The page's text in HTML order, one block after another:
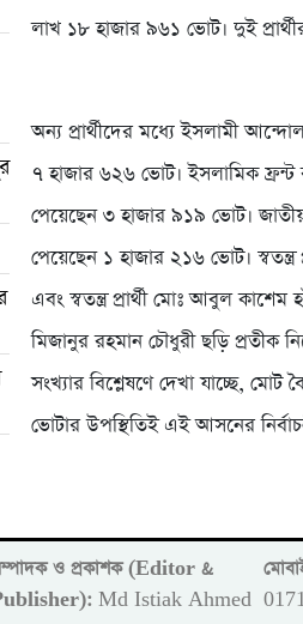
লাখ ১৮ হাজার ৯৬১ ভোট। দুই
অন্য প্রার্থীদের মধ্যে ইসলামী
৭ হাজার ৬২৬ ভোট। ইসলামিক ফ্রন্ট
পেয়েছেন ৩ হাজার ৯১৯ ভোট।
পেয়েছেন ১ হাজার ২১৬ ভোট।
এবং স্বতন্ত্র প্রার্থী মোঃ আবুল
মিজানুর রহমান চৌধুরী ছড়ি প্রতীক
সংখ্যার বিশ্লেষণে দেখা যাচ্ছে,
ভোটার উপস্থিতিই এই আসনের
ও প্রকাশক (Editor &
Md Istiak Ahmed